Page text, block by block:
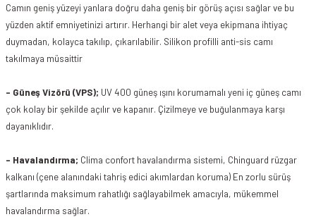
Camın geniş yüzeyi yanlara doğru daha geniş bir görüş açısı sağlar ve bu
yüzden aktif emniyetinizi artırır. Herhangi bir alet veya ekipmana ihtiyaç
duymadan, kolayca takılıp, çıkarılabilir. Silikon profilli anti-sis camı
takılmaya müsaittir
- Güneş Vizörü (VPS); UV 400 güneş ışını korumamalı yeni iç güneş camı
çok kolay bir şekilde açılır ve kapanır. Çizilmeye ve buğulanmaya karşı
dayanıklıdır.
- Havalandırma; Clima confort havalandırma sistemi, Chinguard rüzgar
kalkanı (çene alanındaki tahriş edici akımlardan koruma) En zorlu sürüş
şartlarında maksimum rahatlığı sağlayabilmek amacıyla, mükemmel
havalandırma sağlar.